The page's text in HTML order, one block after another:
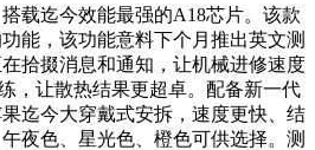
迄今效能最强的A18芯片。该款
能，该功能意料下个月推出英文测
拾掇消息和通知，让机械进修速度
，让散热结果更超卓。配备新一代
迄今大穿戴式安拆，速度更快、结
夜色、星光色、橙色可供选择。测